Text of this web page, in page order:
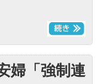
婦「強制連